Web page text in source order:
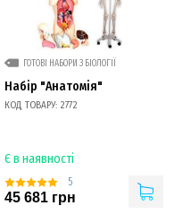
ГОТОВІ НАБОРИ З БІОЛОГІЇ
Набір "Анатомія"
КОД ТОВАРУ: 2772
Є в наявності
5
45 681 грн